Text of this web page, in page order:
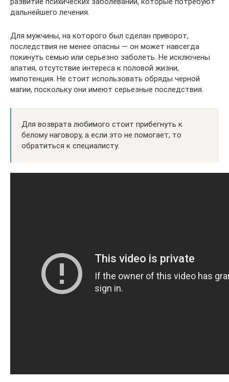
дальнейшего лечения.
Для мужчины, на которого был сделан приворот,
последствия не менее опасны — он может навсегда
покинуть семью или серьезно заболеть. Не исключены
апатия, отсутствие интереса к половой жизни,
импотенция. Не стоит использовать обряды черной
магии, поскольку они имеют серьезные последствия.
Для возврата любимого стоит прибегнуть к
белому наговору, а если это не помогает, то
обратиться к специалисту.